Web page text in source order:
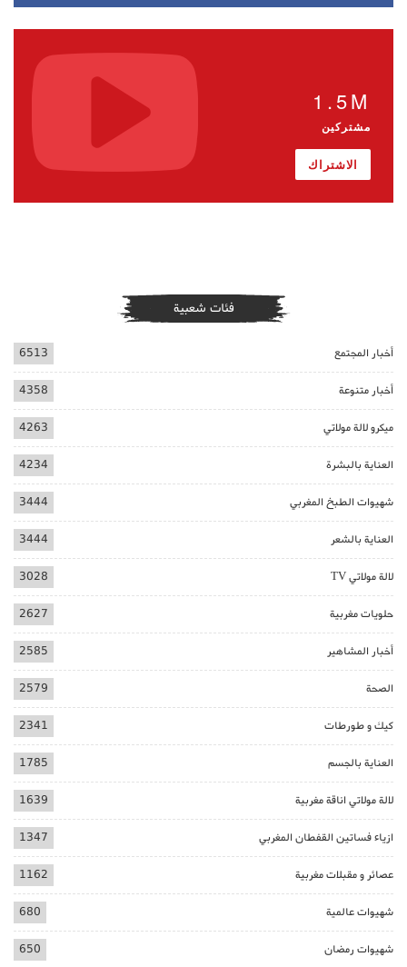
1.5M
مشتركين
الاشتراك
فئات شعبية
أخبار المجتمع 6513
أخبار متنوعة 4358
ميكرو لالة مولاتي 4263
العناية بالبشرة 4234
شهيوات الطبخ المغربي 3444
العناية بالشعر 3444
لالة مولاتي TV 3028
حلويات مغربية 2627
أخبار المشاهير 2585
الصحة 2579
كيك و طورطات 2341
العناية بالجسم 1785
لالة مولاتي اناقة مغربية 1639
ازياء فساتين القفطان المغربي 1347
عصائر و مقبلات مغربية 1162
شهيوات عالمية 680
شهيوات رمضان 650